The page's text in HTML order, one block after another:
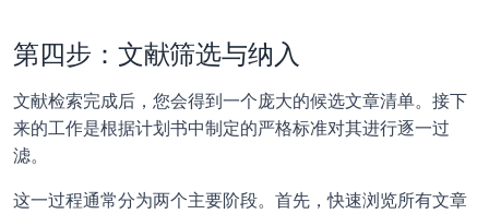
第四步：文献筛选与纳入
文献检索完成后，您会得到一个庞大的候选文章清单。接下
来的工作是根据计划书中制定的严格标准对其进行逐一过
滤。
这一过程通常分为两个主要阶段。首先，快速浏览所有文章